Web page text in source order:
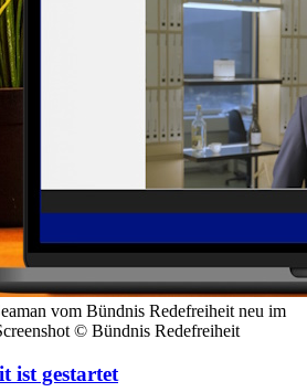
vom Bündnis Redefreiheit neu im
© Bündnis Redefreiheit
ist gestartet